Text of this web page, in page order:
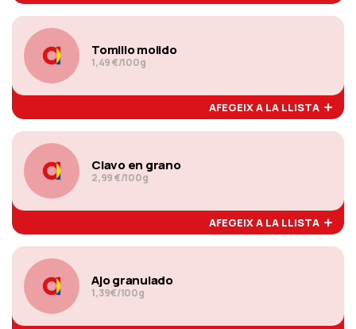
Tomillo molido
1,49 €/100g
AFEGEIX A LA LLISTA
Clavo en grano
2,99 €/100g
AFEGEIX A LA LLISTA
Ajo granulado
1,39€/100g